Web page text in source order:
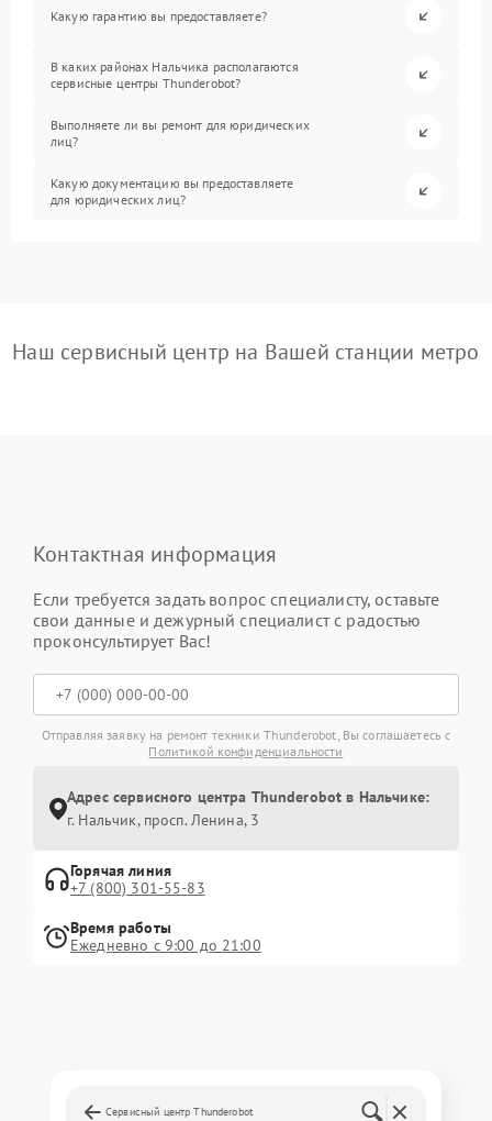
Какую гарантию вы предоставляете?
В каких районах Нальчика располагаются
сервисные центры Thunderobot?
Выполняете ли вы ремонт для юридических
лиц?
Какую документацию вы предоставляете
для юридических лиц?
Наш сервисный центр на Вашей станции метро
Контактная информация
Если требуется задать вопрос специалисту, оставьте
свои данные и дежурный специалист с радостью
проконсультирует Вас!
Отправляя заявку на ремонт техники Thunderobot, Вы соглашаетесь с
Политикой конфиденциальности
Адрес сервисного центра Thunderobot в Нальчике:
г. Нальчик, просп. Ленина, 3
Горячая линия
+7 (800) 301-55-83
Время работы
Ежедневно с 9:00 до 21:00
Сервисный центр Thunderobot